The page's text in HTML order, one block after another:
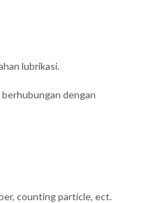
lubrikasi.
dengan
counting particle, ect.